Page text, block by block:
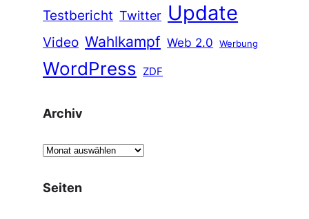
Testbericht Twitter Update
Video Wahlkampf Web 2.0 Werbung
WordPress ZDF
Archiv
A
c
Seiten